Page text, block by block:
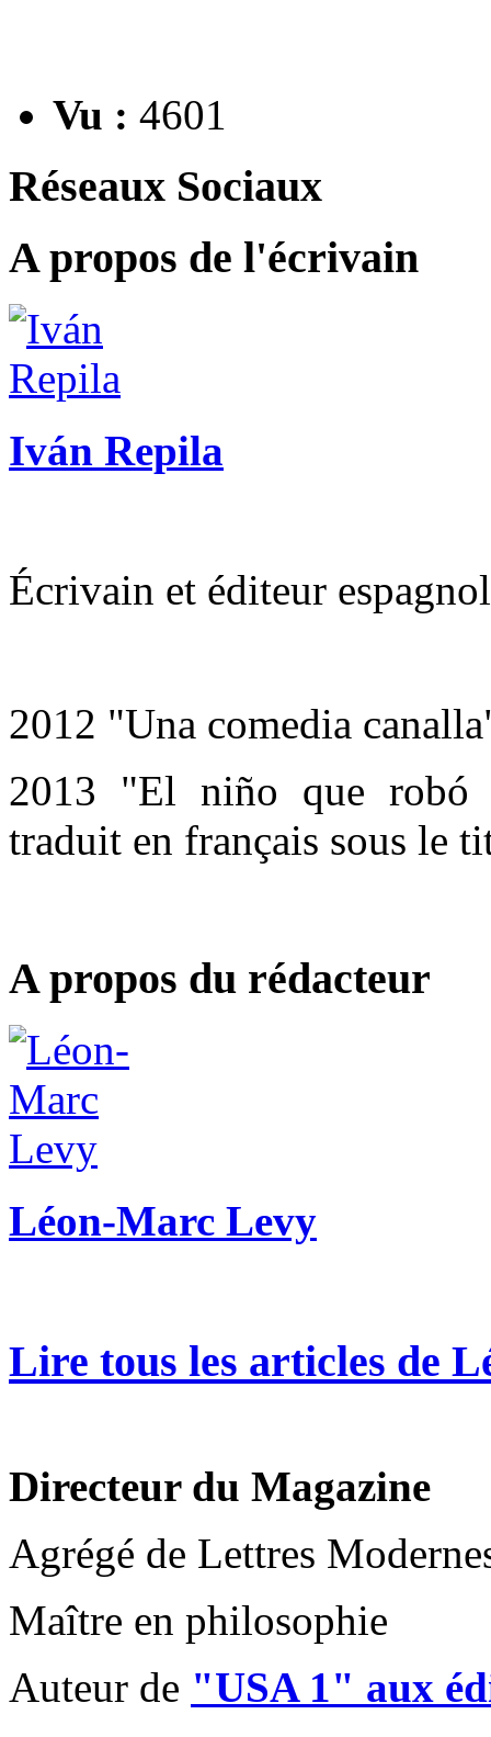
Vu : 4601
Réseaux Sociaux
A propos de l'écrivain
Iván Repila
Écrivain et éditeur
2012 "Una comedia
2013 "El niño que
traduit en français sous le
A propos du rédacteur
Léon-Marc Levy
Lire tous les articles de
Directeur du Magazine
Agrégé de Lettres
Maître en philosophie
Auteur de "USA 1" aux